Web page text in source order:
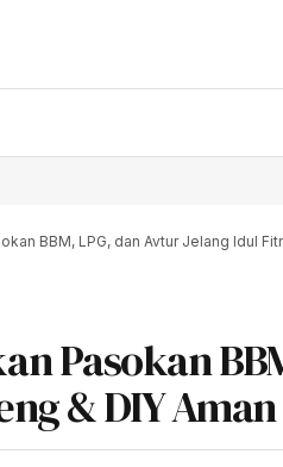
BBM, LPG, dan Avtur Jelang Idul
Pasokan
& DIY Aman